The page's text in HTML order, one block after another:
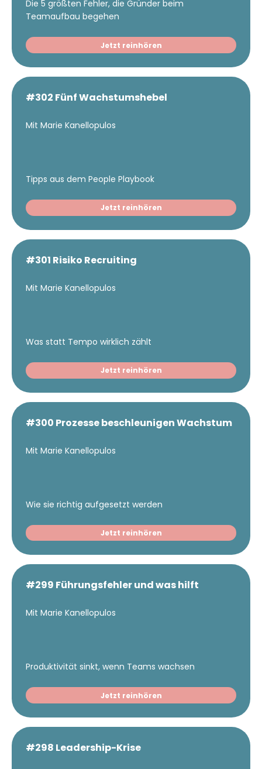
Die 5 größten Fehler, die Gründer beim
Teamaufbau begehen
Jetzt reinhören
#302 Fünf Wachstumshebel
Mit Marie Kanellopulos
Tipps aus dem People Playbook
Jetzt reinhören
#301 Risiko Recruiting
Mit Marie Kanellopulos
Was statt Tempo wirklich zählt
Jetzt reinhören
#300 Prozesse beschleunigen Wachstum
Mit Marie Kanellopulos
Wie sie richtig aufgesetzt werden
Jetzt reinhören
#299 Führungsfehler und was hilft
Mit Marie Kanellopulos
Produktivität sinkt, wenn Teams wachsen
Jetzt reinhören
#298 Leadership-Krise